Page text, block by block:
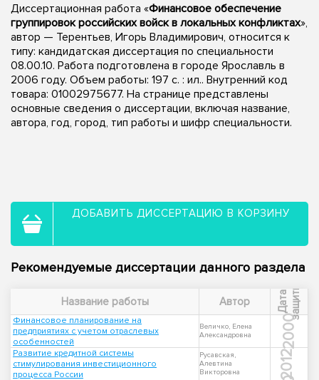
Диссертационная работа «Финансовое обеспечение
группировок российских войск в локальных конфликтах»,
автор — Терентьев, Игорь Владимирович, относится к
типу: кандидатская диссертация по специальности
08.00.10. Работа подготовлена в городе Ярославль в
2006 году. Объем работы: 197 с. : ил.. Внутренний код
товара: 01002975677. На странице представлены
основные сведения о диссертации, включая название,
автора, год, город, тип работы и шифр специальности.
ДОБАВИТЬ ДИССЕРТАЦИЮ В КОРЗИНУ
Рекомендуемые диссертации данного раздела
Название работы Автор Д
а
т
а
з
а
щ
и
т ы
Финансовое планирование на
предприятиях с учетом отраслевых
особенностей
Величко, Елена
Александровна
2000
Развитие кредитной системы
стимулирования инвестиционного
процесса России
Русавская,
Алевтина
Викторовна
2012